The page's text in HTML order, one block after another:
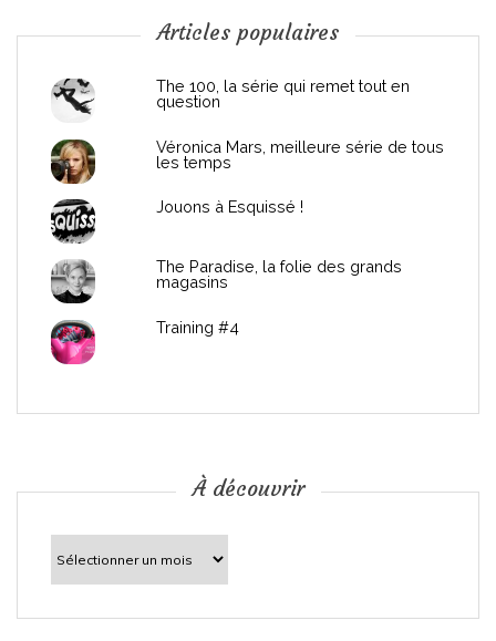
n
c
Articles populaires
The 100, la série qui remet tout en
question
Véronica Mars, meilleure série de tous
les temps
Jouons à Esquissé !
The Paradise, la folie des grands
magasins
Training #4
À découvrir
À
découvrir